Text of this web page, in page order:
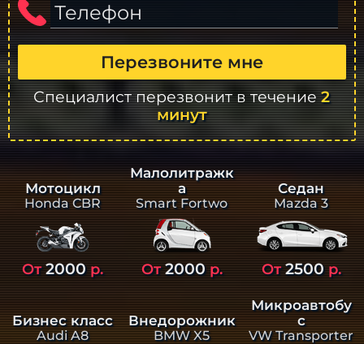
Телефон
Перезвоните мне
Специалист перезвонит в течение2
минут
Мотоцикл
Honda CBR
От2000р.
Малолитражк
а
Smart Fortwo
От2000р.
Седан
Mazda 3
От2500р.
Бизнес класс
Audi A8
Внедорожник
BMW X5
Микроавтобу
с
VW Transporter